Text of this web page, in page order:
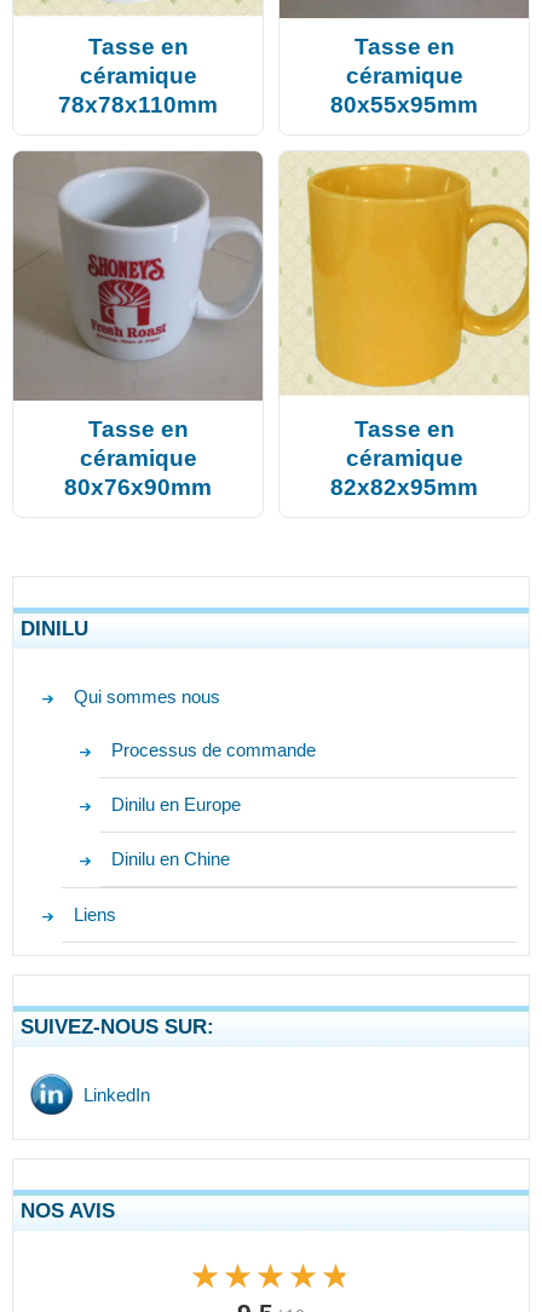
Tasse en
céramique
78x78x110mm
Tasse en
céramique
80x55x95mm
Tasse en
céramique
80x76x90mm
Tasse en
céramique
82x82x95mm
DINILU
Qui sommes nous
Processus de commande
Dinilu en Europe
Dinilu en Chine
Liens
SUIVEZ-NOUS SUR:
LinkedIn
NOS AVIS
★★★★★
★★★★★